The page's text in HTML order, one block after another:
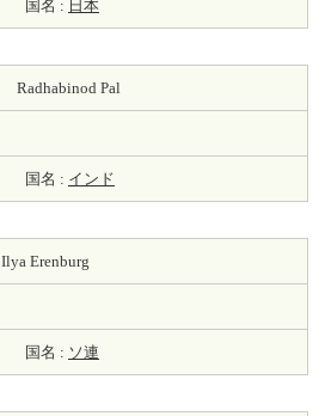
国名 : 日本
Radhabinod Pal
国名 : インド
Ilya Erenburg
国名 : ソ連